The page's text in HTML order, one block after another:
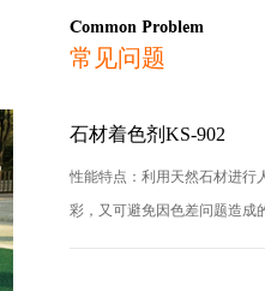
Common Problem
常见问题
石材着色剂KS-902
性能特点：利用天然石材进行
彩，又可避免因色差问题造成